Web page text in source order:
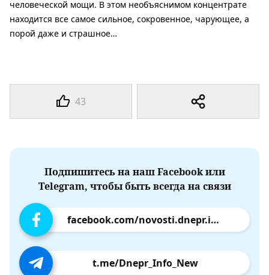
43
человеческой мощи. В этом необъяснимом концентрате
находится все самое сильное, сокровенное, чарующее, а
порой даже и страшное…
Подпишитесь на наш Facebook или
Telegram, чтобы быть всегда на связи
facebook.com/novosti.dnepr.info
t.me/Dnepr_Info_New